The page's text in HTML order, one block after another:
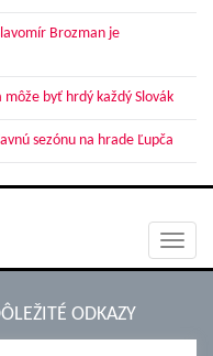
Brozman je
byť hrdý každý Slovák
sezónu na hrade Ľupča
ODKAZY